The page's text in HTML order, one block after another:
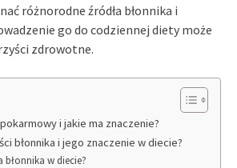
różnorodne źródła błonnika i
go do codziennej diety może
zdrowotne.
i jakie ma znaczenie?
błonnika i jego znaczenie w diecie?
błonnika w diecie?